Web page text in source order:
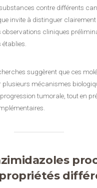
contre différents
invite à distinguer clairement
observations cliniques
suggèrent que ces
plusieurs mécanismes
tumorale, tout en